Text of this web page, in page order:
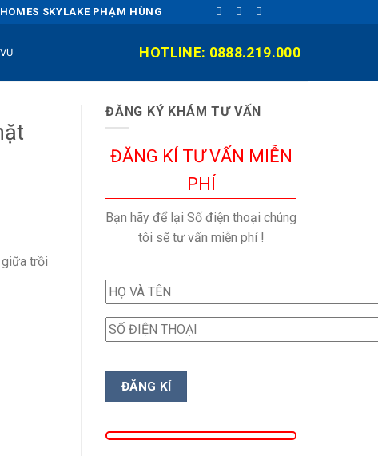
SKYLAKE PHẠM HÙNG
HOTLINE: 0888.219.000
giữa trồi
ĐĂNG KÝ KHÁM TƯ VẤN
ĐĂNG KÍ TƯ VẤN MIỄN
PHÍ
Bạn hãy để lại Số điện thoại chúng
tôi sẽ tư vấn miễn phí !